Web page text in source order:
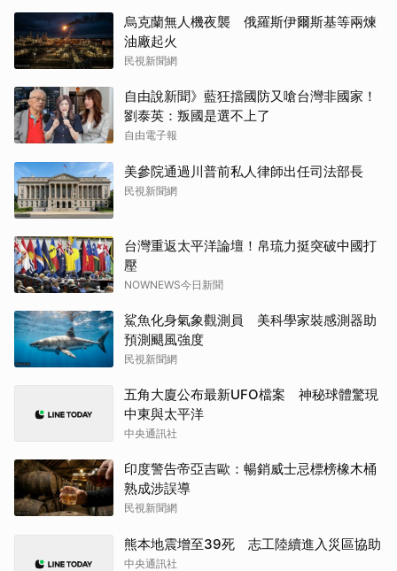
烏克蘭無人機夜襲 俄羅斯伊爾斯基等兩煉
油廠起火
民視新聞網
自由說新聞》藍狂擋國防又嗆台灣非國家！
劉泰英：叛國是選不上了
自由電子報
美參院通過川普前私人律師出任司法部長
民視新聞網
台灣重返太平洋論壇！帛琉力挺突破中國打
壓
NOWNEWS今日新聞
鯊魚化身氣象觀測員 美科學家裝感測器助
預測颶風強度
民視新聞網
五角大廈公布最新UFO檔案 神秘球體驚現
中東與太平洋
中央通訊社
印度警告帝亞吉歐：暢銷威士忌標榜橡木桶
熟成涉誤導
民視新聞網
熊本地震增至39死 志工陸續進入災區協助
中央通訊社